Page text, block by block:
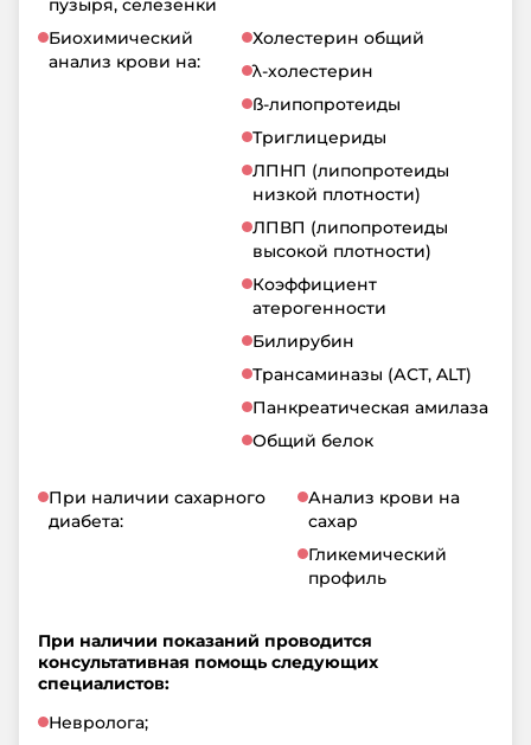
пузыря, селезенки
Биохимический
анализ крови на:
Холестерин общий
λ-холестерин
ß-липопротеиды
Триглицериды
ЛПНП (липопротеиды
низкой плотности)
ЛПВП (липопротеиды
высокой плотности)
Коэффициент
атерогенности
Билирубин
Трансаминазы (АСТ, ALT)
Панкреатическая амилаза
Общий белок
При наличии сахарного
диабета:
Анализ крови на
сахар
Гликемический
профиль
При наличии показаний проводится
консультативная помощь следующих
специалистов:
Невролога;